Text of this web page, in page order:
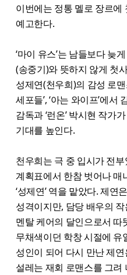
이번에는 정통 멜로 장르에
예고한다.
‘마이 유스’는 남들보다 늦
(송중기)와 뜻하지 않게 첫
성제연(천우희)의 감성 로
세포들’, ‘아는 와이프’에서
감독과 ‘런온’ 박시현 작가
기대를 높인다.
천우희는 극 중 입시가 전
계획표에서 한참 벗어나
‘성제연’ 역을 맡았다. 제연
성격이지만, 담당 배우의
멘탈 케어의 달인으로서
무채색이던 학창 시절에
성인이 되어 다시 만난 제
설레는 재회 로맨스를 그려